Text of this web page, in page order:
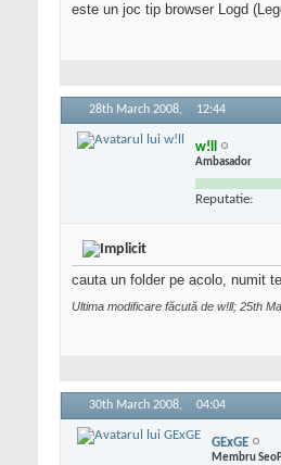
este un joc tip browser Logd
28th March 2008, 12:44
w!ll
Ambasador
Reputatie:
cauta un folder pe acolo, numit
Ultima modificare făcută de w!ll; 25th
30th March 2008, 04:04
GExGE
Membru